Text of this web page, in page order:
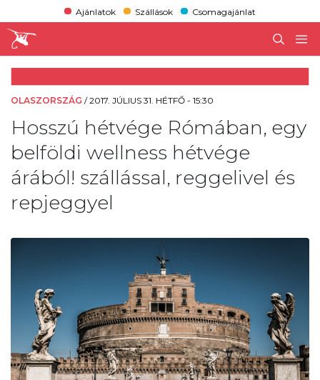
Ajánlatok Szállások Csomagajánlat
OLASZORSZÁG /2017. JÚLIUS 31. HÉTFŐ - 15:30
Hosszú hétvége Rómában, egy
belföldi wellness hétvége
árából! szállással, reggelivel és
repjeggyel